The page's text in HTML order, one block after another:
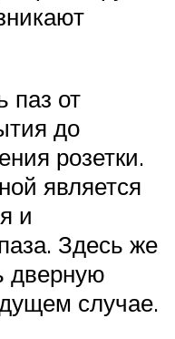
паз от
до
розетки.
является
и
Здесь же
дверную
случае.